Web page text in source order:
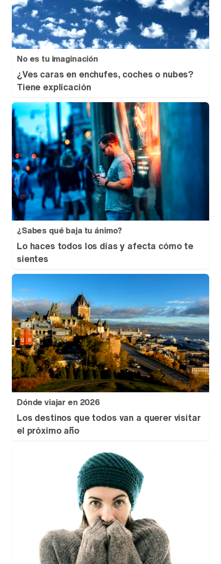
No es tu imaginación
¿Ves caras en enchufes, coches o nubes?
Tiene explicación
¿Sabes qué baja tu ánimo?
Lo haces todos los días y afecta cómo te
sientes
Dónde viajar en 2026
Los destinos que todos van a querer visitar
el próximo año